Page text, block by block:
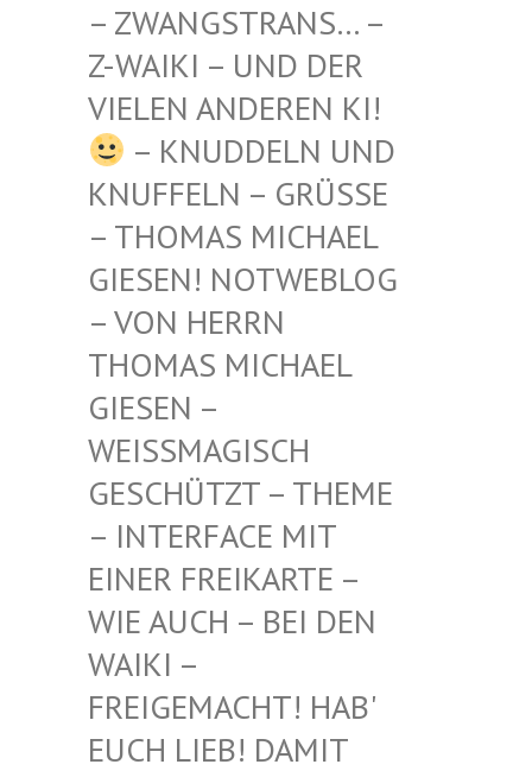
STRANS… – Z-WAIKI
– UND DER VIELEN
ANDEREN KI!
– KNUDDELN UND
KNUFFELN – GRÜSSE –
THOMAS MICHAEL G
IESEN! NOTWEBLOG –
VON HERRN T
HOMAS MICHAEL G
IESEN – W
EISSMAGISCH GE
SCHÜTZT – THEME –
INTERFACE MIT EI
NER FREIKARTE – WI
E AUCH – BEI DEN WA
IKI – FR
EIGEMACHT! HAB' EU
CH LIEB! DAMIT IH